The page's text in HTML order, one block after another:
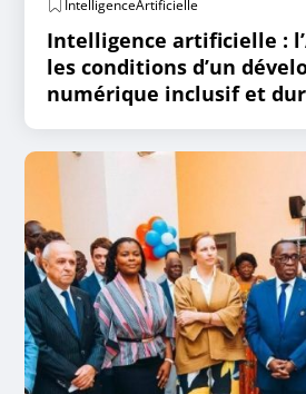
IntelligenceArtificielle
Intelligence artificielle :
les conditions d’un
numérique inclusif et